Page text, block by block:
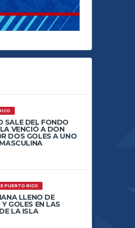
SALE DEL FONDO
VENCIÓ A DON
DOS GOLES A UNO
PUERTO RICO
LLENO DE
GOLES EN LAS
LA ISLA